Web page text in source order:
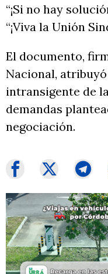
“¡Si no hay
“¡Viva la Unión
El documento,
Nacional,
intransigente de
demandas
negociación.